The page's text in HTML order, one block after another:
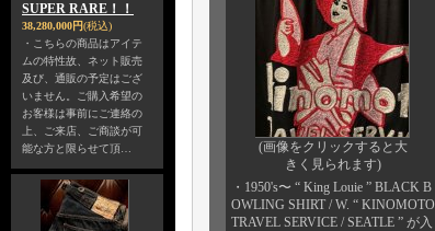
SUPER RARE！！
38,280,000円(税込)
・こちらの商品はアイテ
ムの特性故、ネット販売
及び、通販の予定はござ
いません。ご購入希望の
お客様は事前にご連絡の
上、ご来店、ご商談が可
能な方と限らせて頂…
(画像をクリックすると大
きく見られます)
・1950's〜 “ King Louie ” BLACK B
OWLING SHIRT / W. “ KINOMOTO
TRAVEL SERVICE / SEATLE ” が入